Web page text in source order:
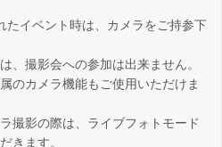
たイベント時は、カメラをご持参下
、撮影会への参加は出来ません。
のカメラ機能もご使用いただけま
撮影の際は、ライブフォトモード
きます。